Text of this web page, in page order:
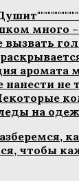
много –
вызвать
аромата
нанести не
на
чтобы